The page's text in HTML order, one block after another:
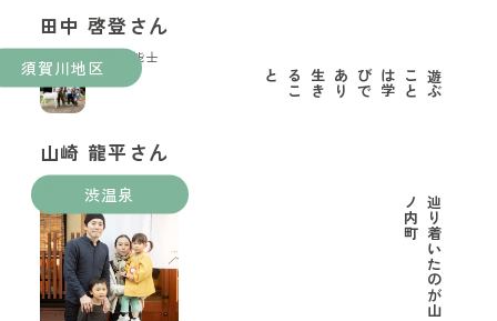
田中 啓登さん
玉村本店酒造技能士
須賀川地区
遊
ぶ
こ
と
は
学
び
で
あ
り
生
き
る
こ
と
山崎 龍平さん
里山ようちえん代表
渋温泉
辿
り
着
い
た
の
が
山
ノ
内
町